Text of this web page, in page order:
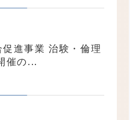
進事業 治験・倫理
催の...